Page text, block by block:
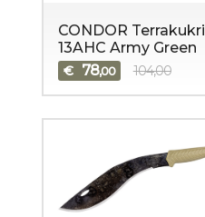
CONDOR Terrakukri
13AHC Army Green
€ 78,00 104,00